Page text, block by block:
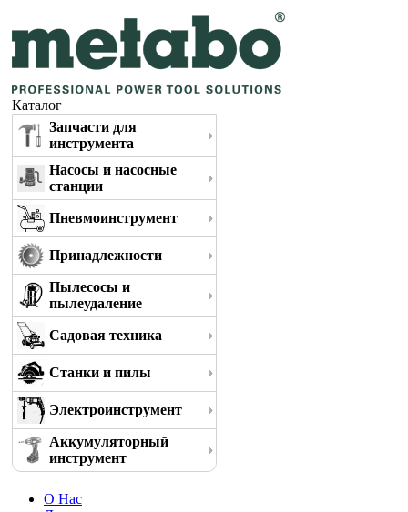
Каталог
Запчасти для
инструмента
Насосы и насосные
станции
Пневмоинструмент
Принадлежности
Пылесосы и
пылеудаление
Садовая техника
Станки и пилы
Электроинструмент
Аккумуляторный
инструмент
О Нас